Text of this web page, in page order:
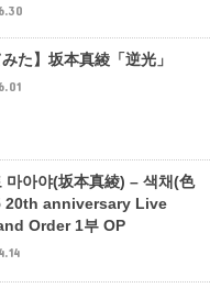
みた】坂本真綾「逆光」
마아야(坂本真綾) – 색채(色
20th anniversary Live
Order 1부 OP